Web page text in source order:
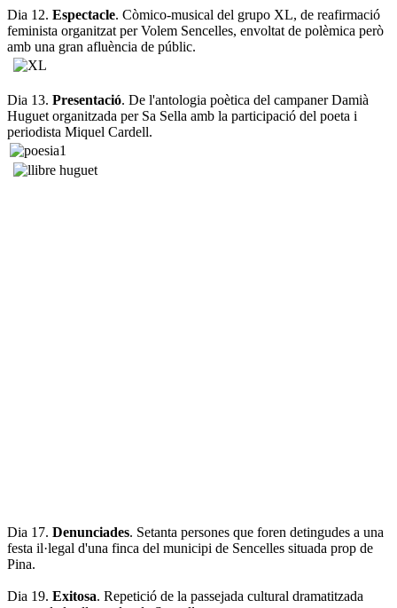
Dia 12. Espectacle. Còmico-musical del grupo XL, de reafirmació
feminista organitzat per Volem Sencelles, envoltat de polèmica però
amb una gran afluència de públic.
Dia 13. Presentació. De l'antologia poètica del campaner Damià
Huguet organitzada per Sa Sella amb la participació del poeta i
periodista Miquel Cardell.
Dia 17. Denunciades. Setanta persones que foren detingudes a una
festa il·legal d'una finca del municipi de Sencelles situada prop de
Pina.
Dia 19. Exitosa. Repetició de la passejada cultural dramatitzada